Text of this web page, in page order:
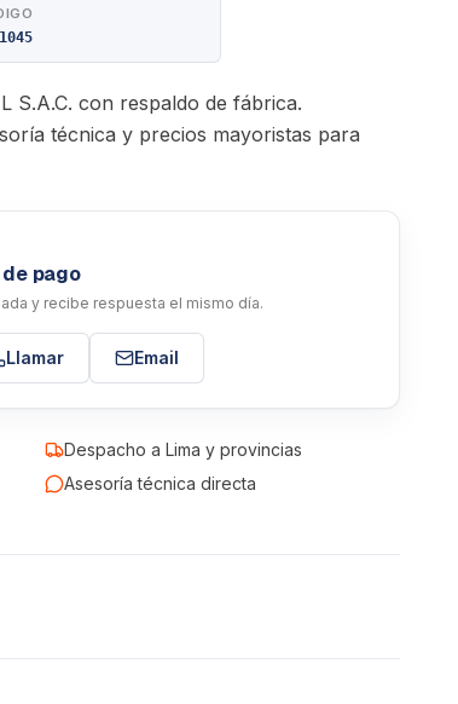
S.A.C. con respaldo de fábrica.
técnica y precios mayoristas para
pago
y recibe respuesta el mismo día.
Llamar Email
Despacho a Lima y provincias
Asesoría técnica directa